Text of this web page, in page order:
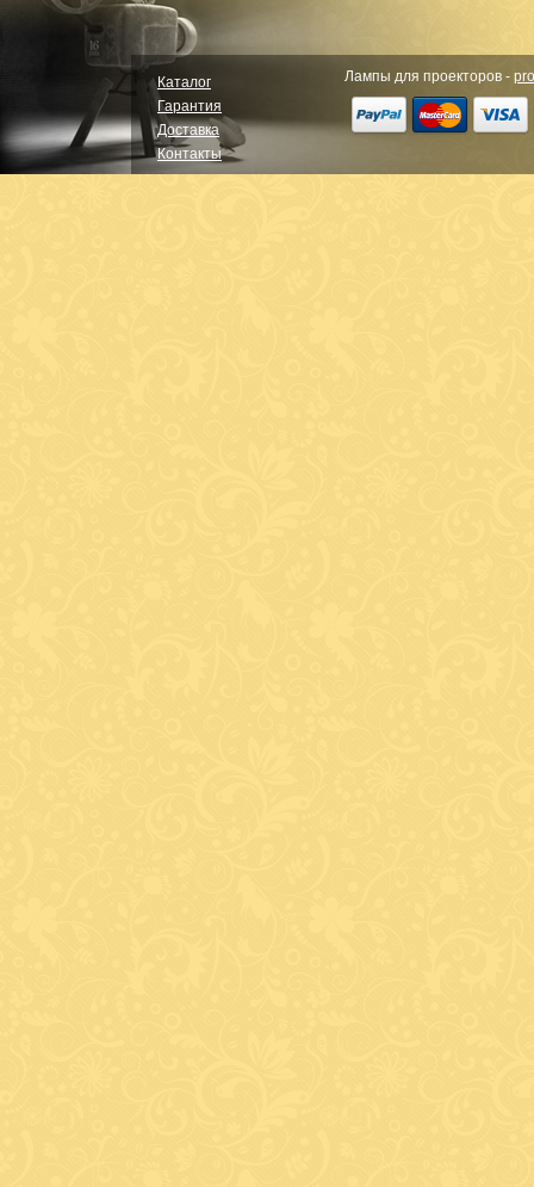
Каталог
Гарантия
Доставка
Контакты
Лампы для проекторов -